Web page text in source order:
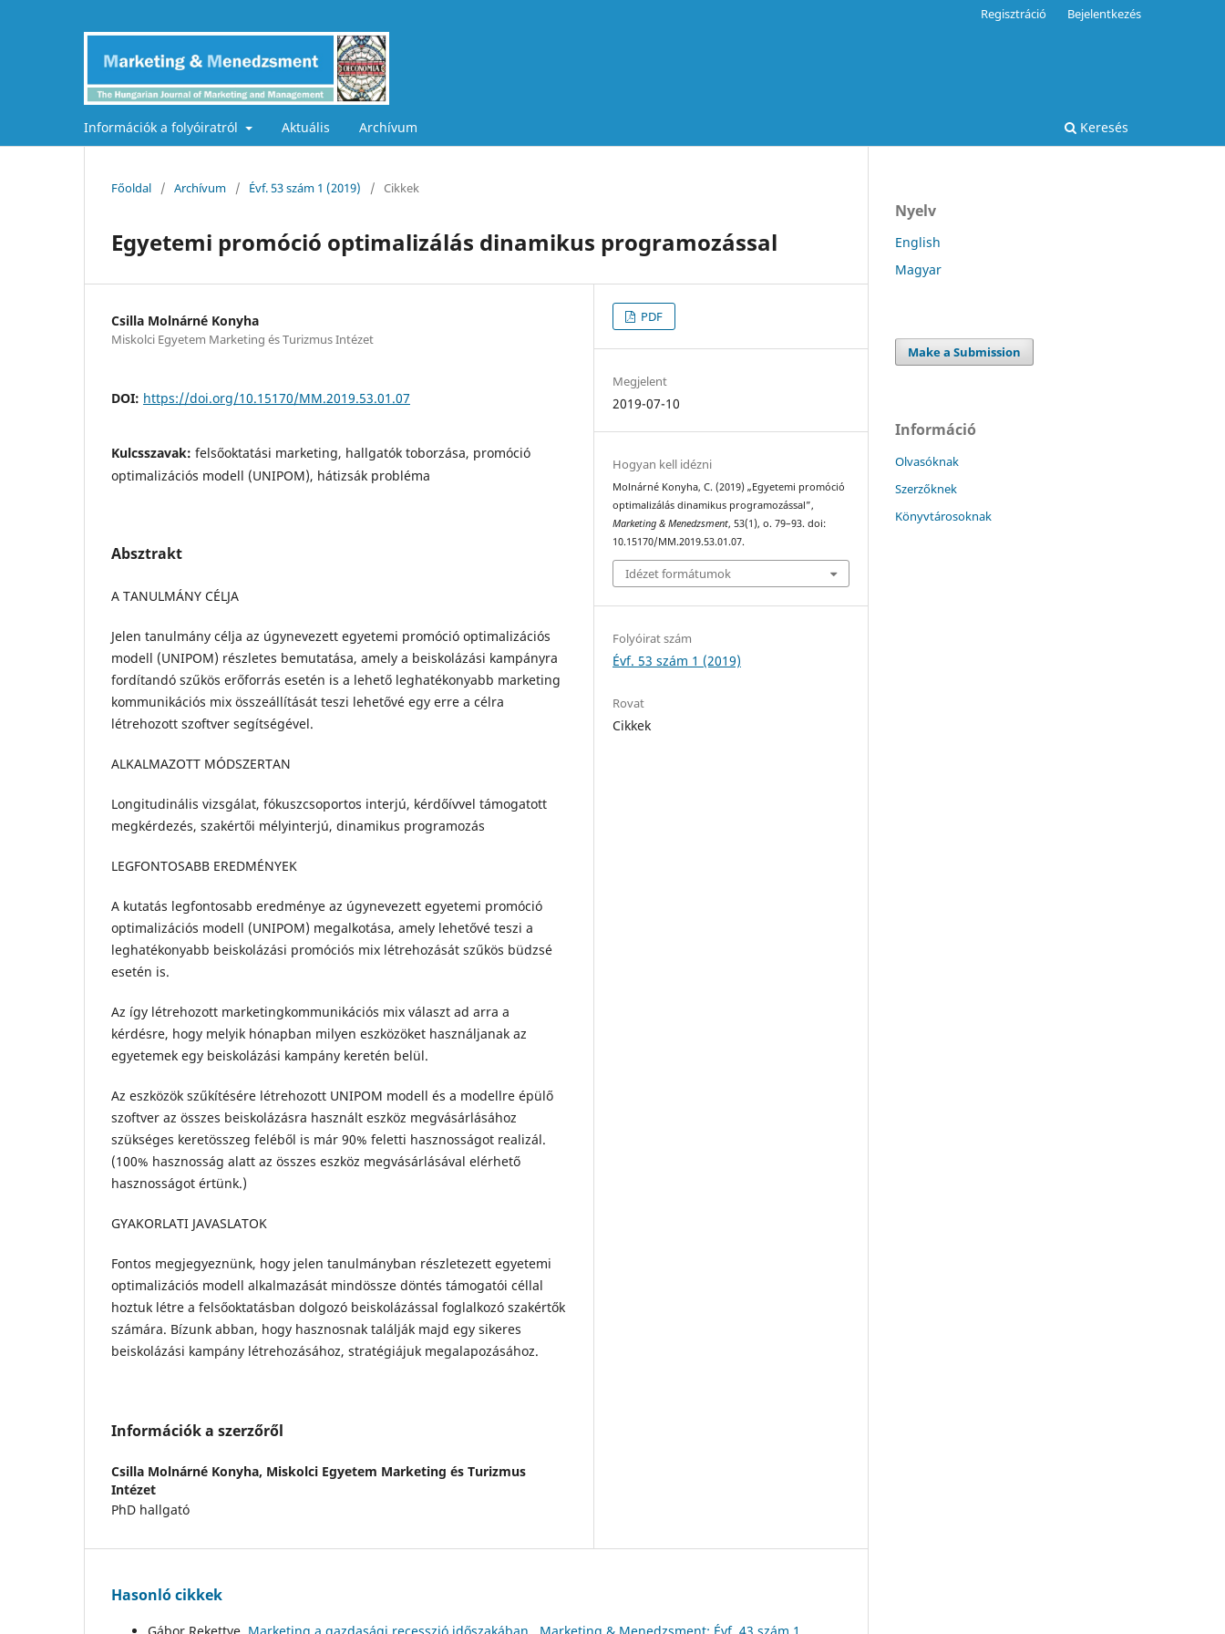
Információk a folyóiratról Aktuális Archívum Keresés
Regisztráció Bejelentkezés
Főoldal / Archívum / Évf. 53 szám 1 (2019) / Cikkek
Egyetemi promóció optimalizálás dinamikus programozással
Csilla Molnárné Konyha
Miskolci Egyetem Marketing és Turizmus Intézet
DOI: https://doi.org/10.15170/MM.2019.53.01.07
Kulcsszavak: felsőoktatási marketing, hallgatók toborzása, promóció
optimalizációs modell (UNIPOM), hátizsák probléma
Absztrakt
A TANULMÁNY CÉLJA
Jelen tanulmány célja az úgynevezett egyetemi promóció optimalizációs
modell (UNIPOM) részletes bemutatása, amely a beiskolázási kampányra
fordítandó szűkös erőforrás esetén is a lehető leghatékonyabb marketing
kommunikációs mix összeállítását teszi lehetővé egy erre a célra
létrehozott szoftver segítségével.
ALKALMAZOTT MÓDSZERTAN
Longitudinális vizsgálat, fókuszcsoportos interjú, kérdőívvel támogatott
megkérdezés, szakértői mélyinterjú, dinamikus programozás
LEGFONTOSABB EREDMÉNYEK
A kutatás legfontosabb eredménye az úgynevezett egyetemi promóció
optimalizációs modell (UNIPOM) megalkotása, amely lehetővé teszi a
leghatékonyabb beiskolázási promóciós mix létrehozását szűkös büdzsé
esetén is.
Az így létrehozott marketingkommunikációs mix választ ad arra a
kérdésre, hogy melyik hónapban milyen eszközöket használjanak az
egyetemek egy beiskolázási kampány keretén belül.
Az eszközök szűkítésére létrehozott UNIPOM modell és a modellre épülő
szoftver az összes beiskolázásra használt eszköz megvásárlásához
szükséges keretösszeg feléből is már 90% feletti hasznosságot realizál.
(100% hasznosság alatt az összes eszköz megvásárlásával elérhető
hasznosságot értünk.)
GYAKORLATI JAVASLATOK
Fontos megjegyeznünk, hogy jelen tanulmányban részletezett egyetemi
optimalizációs modell alkalmazását mindössze döntés támogatói céllal
hoztuk létre a felsőoktatásban dolgozó beiskolázással foglalkozó szakértők
számára. Bízunk abban, hogy hasznosnak találják majd egy sikeres
beiskolázási kampány létrehozásához, stratégiájuk megalapozásához.
Információk a szerzőről
Csilla Molnárné Konyha, Miskolci Egyetem Marketing és Turizmus
Intézet
PhD hallgató
PDF
Megjelent
2019-07-10
Hogyan kell idézni
Molnárné Konyha, C. (2019) „Egyetemi promóció
optimalizálás dinamikus programozással”,
Marketing & Menedzsment, 53(1), o. 79–93. doi:
10.15170/MM.2019.53.01.07.
Idézet formátumok
Folyóirat szám
Évf. 53 szám 1 (2019)
Rovat
Cikkek
Hasonló cikkek
Nyelv
English
Magyar
Make a Submission
Információ
Olvasóknak
Szerzőknek
Könyvtárosoknak